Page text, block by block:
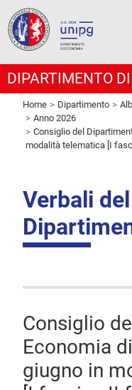
DIPARTIMENTO
Home Dipartimento
Anno 2026
Consiglio del
modalità telematica [I
Verbali
Consiglio
Economia
giugno in